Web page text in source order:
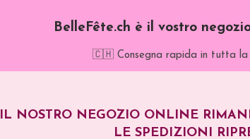
BelleFête.ch è il vostro
🇨🇭 Consegna rapida in tutta la
IL NOSTRO NEGOZIO ONLINE
LE SPEDIZIONI